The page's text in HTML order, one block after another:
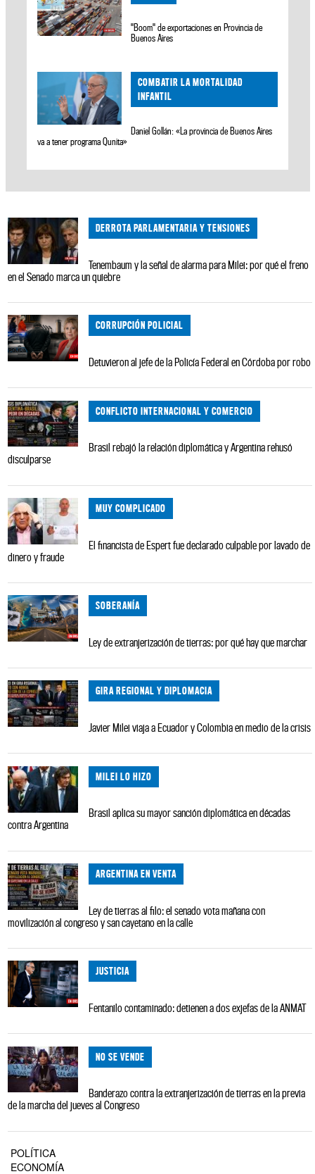
"Boom" de exportaciones en Provincia de
Buenos Aires
COMBATIR LA MORTALIDAD
INFANTIL
Daniel Gollán: «La provincia de Buenos Aires
va a tener programa Qunita»
DERROTA PARLAMENTARIA Y TENSIONES
Tenembaum y la señal de alarma para Milei: por qué el freno
en el Senado marca un quiebre
CORRUPCIÓN POLICIAL
Detuvieron al jefe de la Policía Federal en Córdoba por robo
CONFLICTO INTERNACIONAL Y COMERCIO
Brasil rebajó la relación diplomática y Argentina rehusó
disculparse
MUY COMPLICADO
El financista de Espert fue declarado culpable por lavado de
dinero y fraude
SOBERANÍA
Ley de extranjerización de tierras: por qué hay que marchar
GIRA REGIONAL Y DIPLOMACIA
Javier Milei viaja a Ecuador y Colombia en medio de la crisis
MILEI LO HIZO
Brasil aplica su mayor sanción diplomática en décadas
contra Argentina
ARGENTINA EN VENTA
Ley de tierras al filo: el senado vota mañana con
movilización al congreso y san cayetano en la calle
JUSTICIA
Fentanilo contaminado: detienen a dos exjefas de la ANMAT
NO SE VENDE
Banderazo contra la extranjerización de tierras en la previa
de la marcha del jueves al Congreso
POLÍTICA
ECONOMÍA